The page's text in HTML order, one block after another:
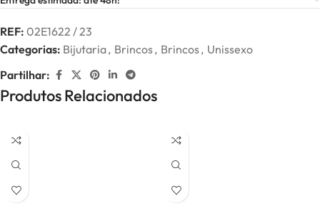
REF: 02E1622 / 23
Categorias: Bijutaria, Brincos, Brincos, Unissexo
Partilhar:
Produtos Relacionados